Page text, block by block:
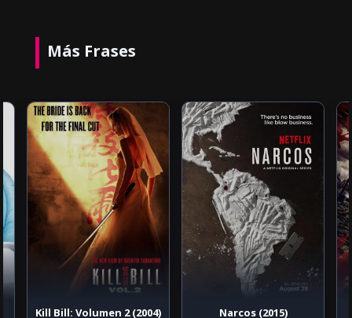
Más Frases
Kill Bill: Volumen 2 (2004) Narcos (2015)